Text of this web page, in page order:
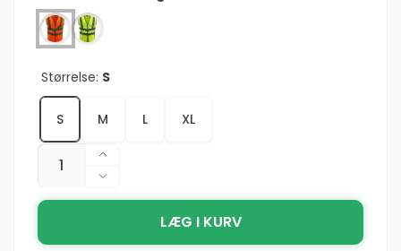
Størrelse: S
S M L XL
Antal
Øg
antallet
for
Mascot®
Reducer
antallet
Mascot®
LÆG I KURV